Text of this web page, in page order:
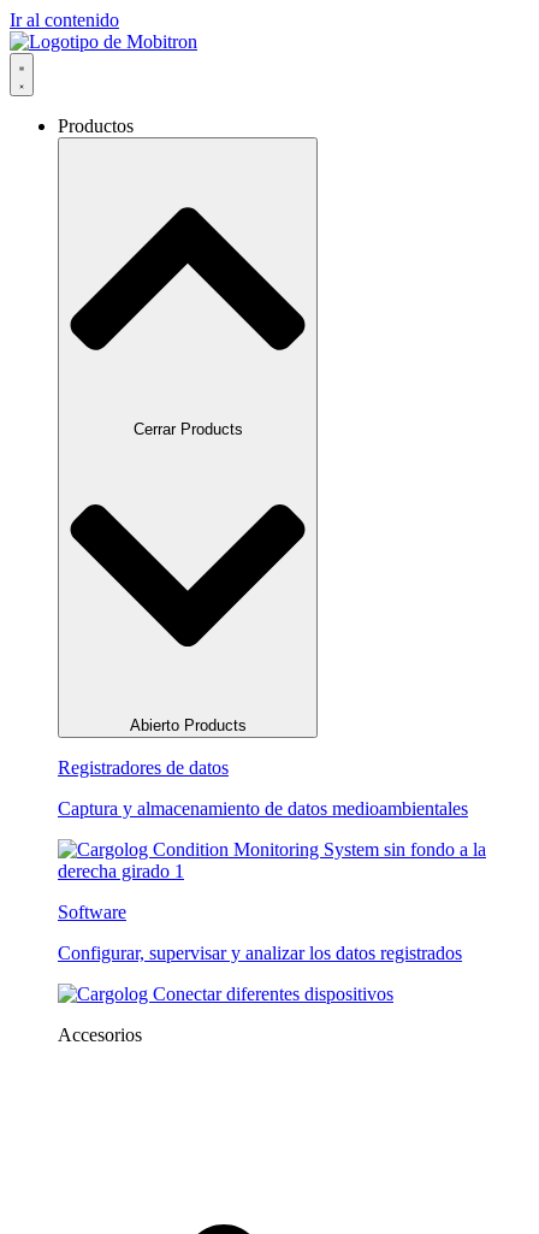
Ir al contenido
Productos
Cerrar Products
Abierto Products
Registradores de datos
Captura y almacenamiento de datos medioambientales
Software
Configurar, supervisar y analizar los datos registrados
Accesorios